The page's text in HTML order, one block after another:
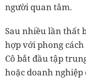
người quan tâm.
Sau nhiều lần thất
hợp với phong
Cô bắt đầu tập
hoặc doanh